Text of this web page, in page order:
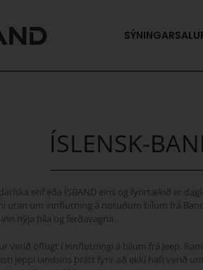
ÍSLENSK-
ehf eða ÍSBAND eins og fyrirtækið er
utan um innflutning á notuðum bílum frá
nýja bíla og ferðavagna.
verið öflugt í innflutningi á bílum frá Jeep,
jeppi landsins þrátt fyrir að ekki hafi verið